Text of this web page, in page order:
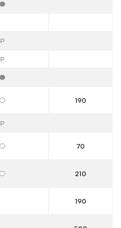
Стандартная комплектация
P
P
Стандартная комплектация
Опции 190
P
Опции 70
Опции 210
190